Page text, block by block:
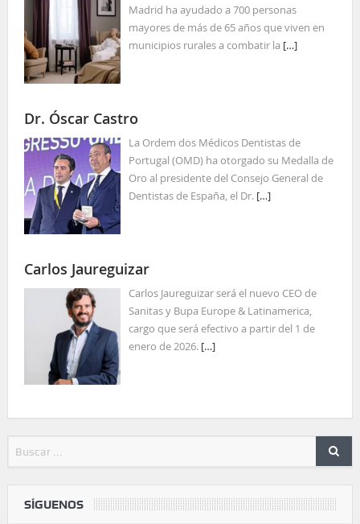
Madrid ha ayudado a 700 personas
mayores de más de 65 años que viven en
municipios rurales a combatir la […]
Dr. Óscar Castro
La Ordem dos Médicos Dentistas de
Portugal (OMD) ha otorgado su Medalla de
Oro al presidente del Consejo General de
Dentistas de España, el Dr. […]
Carlos Jaureguizar
Carlos Jaureguizar será el nuevo CEO de
Sanitas y Bupa Europe & Latinamerica,
cargo que será efectivo a partir del 1 de
enero de 2026. […]
SÍGUENOS